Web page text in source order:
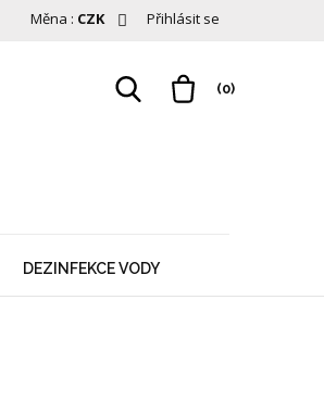
Přihlásit se
Měna : CZK
(0)
DEZINFEKCE VODY